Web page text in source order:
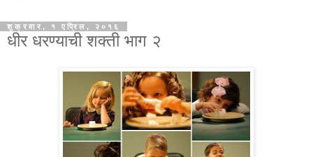
शुक्रवार, १ एप्रिल, २०१६
धीर धरण्याची शक्ती भाग २